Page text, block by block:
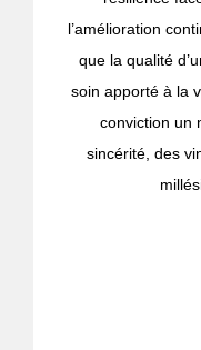
l’amélioration
que la qualité
soin apporté à la
conviction un
sincérité, des